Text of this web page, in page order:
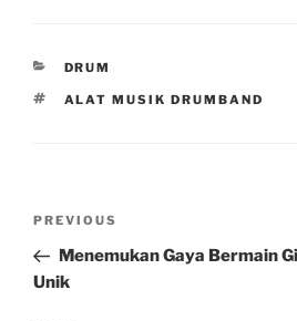
CATEGORIES
DRUM
TAGS
ALAT MUSIK DRUMBAND
Previous
Post
PREVIOUS
Menemukan Gaya Bermain
Unik